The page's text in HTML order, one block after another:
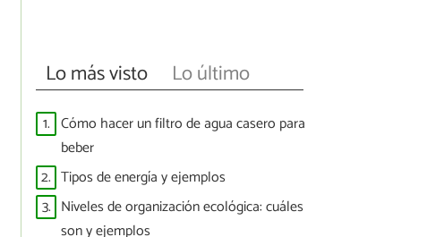
Lo más visto Lo último
1. Cómo hacer un filtro de agua casero para
beber
2. Tipos de energía y ejemplos
3. Niveles de organización ecológica: cuáles
son y ejemplos